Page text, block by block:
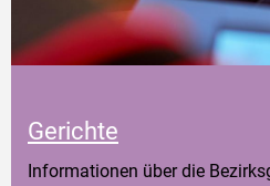
Gerichte
Informationen über die